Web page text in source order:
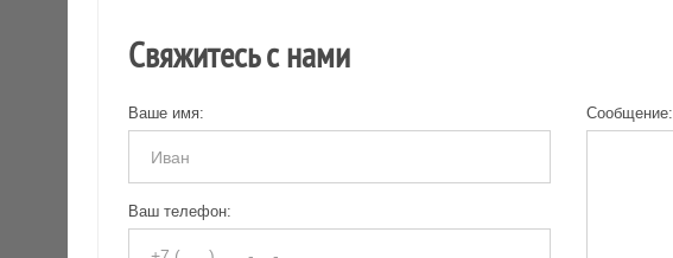
Свяжитесь с нами
Ваше имя:
Ваш телефон:
Сообщение: